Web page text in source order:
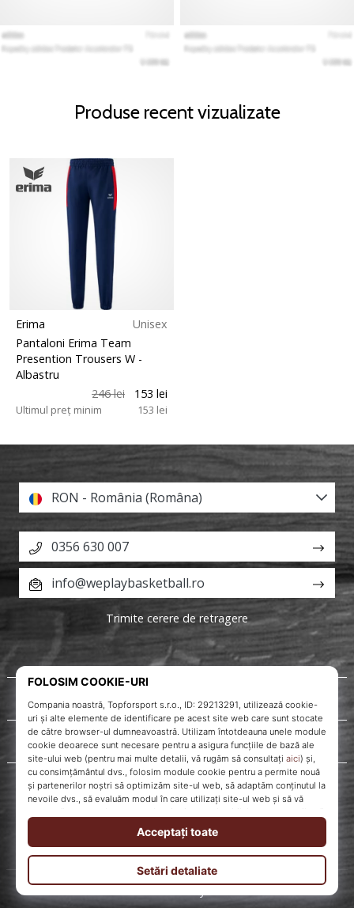
Produse recent vizualizate
Erima
Unisex
Pantaloni Erima Team
Presention Trousers W -
Albastru
246 lei
153 lei
Ultimul preț minim 153 lei
WePlayBasketball.ro
Despre noi
Servicii clienți
RON - România (Româna)
0356 630 007
info@weplaybasketball.ro
Trimite cerere de retragere
© 2010 – 2026 WePlayBasketball.ro